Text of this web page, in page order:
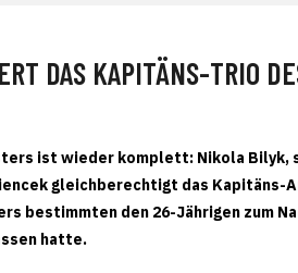
DAS KAPITÄNS-TRIO
ist wieder komplett: Nikola Bilyk,
gleichberechtigt das
bestimmten den 26-Jährigen zum
hatte.